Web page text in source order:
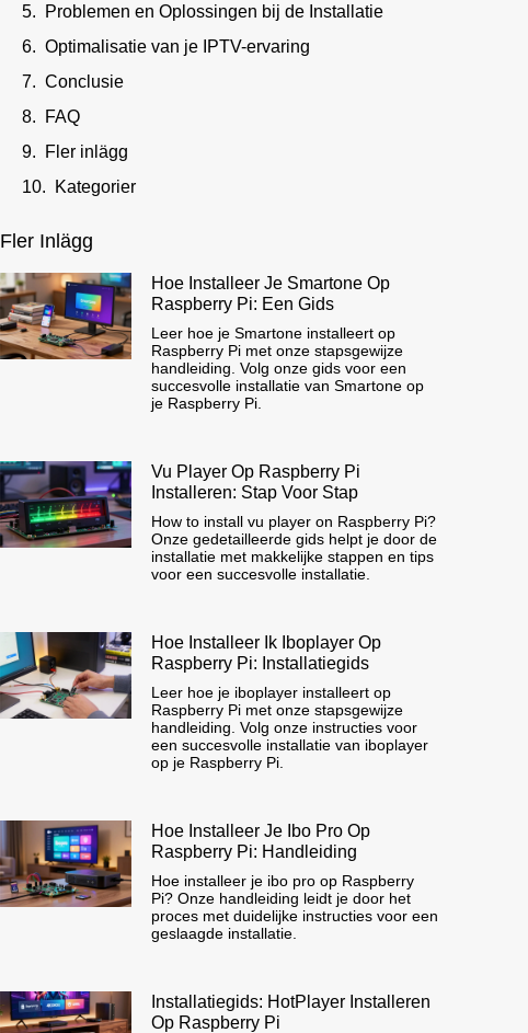
Problemen en Oplossingen bij de Installatie
Optimalisatie van je IPTV-ervaring
Conclusie
FAQ
Fler inlägg
Kategorier
Fler Inlägg
Hoe Installeer Je Smartone Op
Raspberry Pi: Een Gids
Leer hoe je Smartone installeert op
Raspberry Pi met onze stapsgewijze
handleiding. Volg onze gids voor een
succesvolle installatie van Smartone op
je Raspberry Pi.
Vu Player Op Raspberry Pi
Installeren: Stap Voor Stap
How to install vu player on Raspberry Pi?
Onze gedetailleerde gids helpt je door de
installatie met makkelijke stappen en tips
voor een succesvolle installatie.
Hoe Installeer Ik Iboplayer Op
Raspberry Pi: Installatiegids
Leer hoe je iboplayer installeert op
Raspberry Pi met onze stapsgewijze
handleiding. Volg onze instructies voor
een succesvolle installatie van iboplayer
op je Raspberry Pi.
Hoe Installeer Je Ibo Pro Op
Raspberry Pi: Handleiding
Hoe installeer je ibo pro op Raspberry
Pi? Onze handleiding leidt je door het
proces met duidelijke instructies voor een
geslaagde installatie.
Installatiegids: HotPlayer Installeren
Op Raspberry Pi